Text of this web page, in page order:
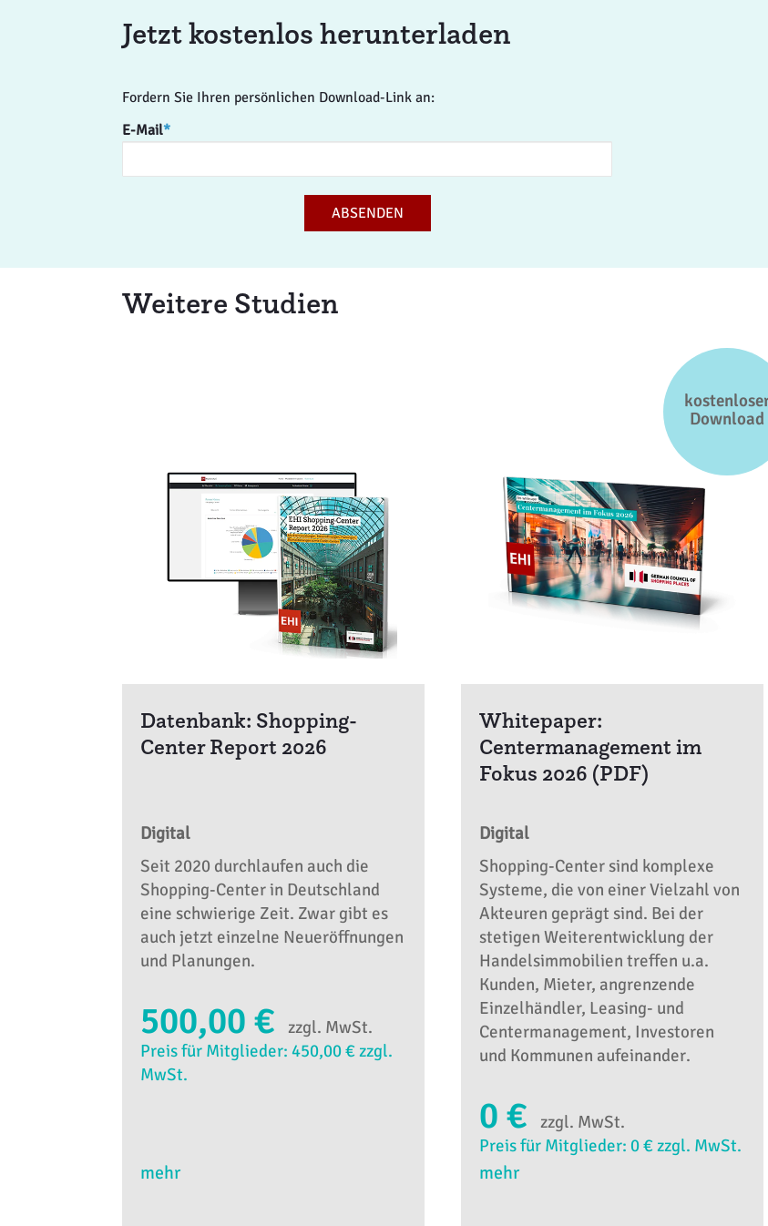
Jetzt kostenlos herunterladen
Fordern Sie Ihren persönlichen Download-Link an:
E-Mail*
ABSENDEN
Weitere Studien
Datenbank: Shopping-
Center Report 2026
Digital
Seit 2020 durchlaufen auch die
Shopping-Center in Deutschland
eine schwierige Zeit. Zwar gibt es
auch jetzt einzelne Neueröffnungen
und Planungen.
500,00 €
zzgl. MwSt.
Preis für Mitglieder: 450,00 € zzgl.
MwSt.
mehr
Download
Whitepaper:
Centermanagement im
Fokus 2026 (PDF)
Digital
Shopping-Center sind komplexe
Systeme, die von einer Vielzahl von
Akteuren geprägt sind. Bei der
stetigen Weiterentwicklung der
Handelsimmobilien treffen u.a.
Kunden, Mieter, angrenzende
Einzelhändler, Leasing- und
Centermanagement, Investoren
und Kommunen aufeinander.
0 €
zzgl. MwSt.
Preis für Mitglieder: 0 € zzgl. MwSt.
mehr